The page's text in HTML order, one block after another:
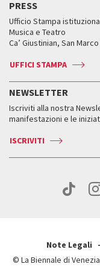
FAQ
Servizi al pubblico
Come raggiungerci
Press
Edizioni passate
Orari e sedi
Accrediti
Come raggiungerci
Orari e sedi
Biglietti
Accrediti
Come raggiungerci
Contatti
Press
Accrediti
Servizi al pubblico
Come raggiungerci
Press
Workshop di critica
Leone d’oro alla carriera
Leone d’argento
Edizioni passate
Orari e sedi
Biglietti
Servizi al pubblico
Come raggiungerci
Contatti
Mostre Virtuali
Fondi e Collezioni
Biennale College ASAC
ASAC DATI
Storia
Orari e sedi
PRESS
Ufficio Stampa
Musica e Teatro
Ca’ Giustinian, San
UFFICI STAMPA
NEWSLETTER
Iscriviti alla nostra
manifestazioni e le
ISCRIVITI
Note Legali
© La Biennale di